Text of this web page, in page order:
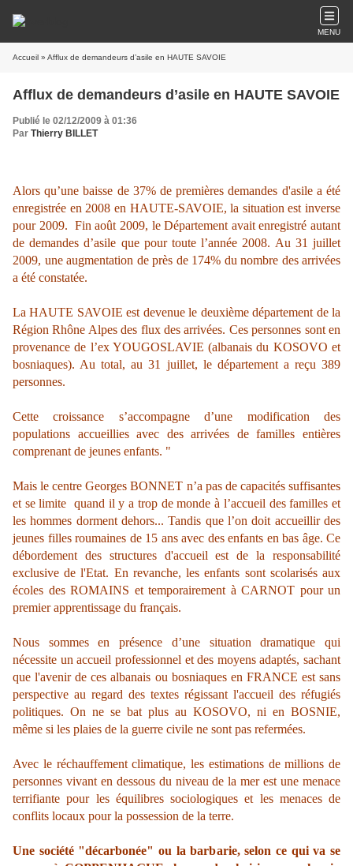
MENU
Accueil » Afflux de demandeurs d’asile en HAUTE SAVOIE
Afflux de demandeurs d’asile en HAUTE SAVOIE
Publié le 02/12/2009 à 01:36
Par Thierry BILLET
Alors qu’une baisse de 37% de premières demandes d'asile a été
enregistrée en 2008 en HAUTE-SAVOIE, la situation est inverse
pour 2009. Fin août 2009, le Département avait enregistré autant
de demandes d’asile que pour toute l’année 2008. Au 31 juillet
2009, une augmentation de près de 174% du nombre des arrivées
a été constatée.
La HAUTE SAVOIE est devenue le deuxième département de la
Région Rhône Alpes des flux des arrivées. Ces personnes sont en
provenance de l’ex YOUGOSLAVIE (albanais du KOSOVO et
bosniaques). Au total, au 31 juillet, le département a reçu 389
personnes.
Cette croissance s’accompagne d’une modification des
populations accueillies avec des arrivées de familles entières
comprenant de jeunes enfants. "
Mais le centre Georges BONNET n’a pas de capacités suffisantes
et se limite quand il y a trop de monde à l’accueil des familles et
les hommes dorment dehors... Tandis que l’on doit accueillir des
jeunes filles roumaines de 15 ans avec des enfants en bas âge. Ce
débordement des structures d'accueil est de la responsabilité
exclusive de l'Etat. En revanche, les enfants sont scolarisés aux
écoles des ROMAINS et temporairement à CARNOT pour un
premier apprentissage du français.
Nous sommes en présence d’une situation dramatique qui
nécessite un accueil professionnel et des moyens adaptés, sachant
que l'avenir de ces albanais ou bosniaques en FRANCE est sans
perspective au regard des textes régissant l'accueil des réfugiés
politiques. On ne se bat plus au KOSOVO, ni en BOSNIE,
même si les plaies de la guerre civile ne sont pas refermées.
Avec le réchauffement climatique, les estimations de millions de
personnes vivant en dessous du niveau de la mer est une menace
terrifiante pour les équilibres sociologiques et les menaces de
conflits locaux pour la possession de la terre.
Une société "décarbonée" ou la barbarie, selon ce qui va se